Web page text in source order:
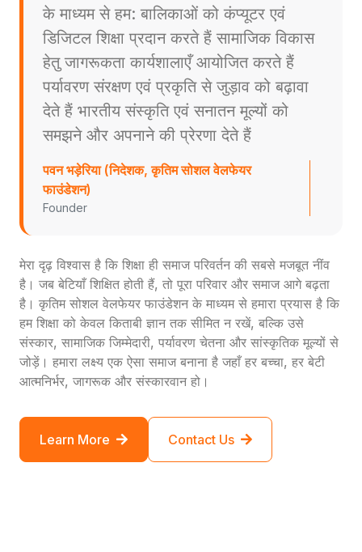
के माध्यम से हम: बालिकाओं को कंप्यूटर एवं
डिजिटल शिक्षा प्रदान करते हैं सामाजिक विकास
हेतु जागरूकता कार्यशालाएँ आयोजित करते हैं
पर्यावरण संरक्षण एवं प्रकृति से जुड़ाव को बढ़ावा
देते हैं भारतीय संस्कृति एवं सनातन मूल्यों को
समझने और अपनाने की प्रेरणा देते हैं
पवन भड़ेरिया (निदेशक, कृतिम सोशल वेलफेयर
फाउंडेशन)
Founder
मेरा दृढ़ विश्वास है कि शिक्षा ही समाज परिवर्तन की सबसे मजबूत नींव
है। जब बेटियाँ शिक्षित होती हैं, तो पूरा परिवार और समाज आगे बढ़ता
है। कृतिम सोशल वेलफेयर फाउंडेशन के माध्यम से हमारा प्रयास है कि
हम शिक्षा को केवल किताबी ज्ञान तक सीमित न रखें, बल्कि उसे
संस्कार, सामाजिक जिम्मेदारी, पर्यावरण चेतना और सांस्कृतिक मूल्यों से
जोड़ें। हमारा लक्ष्य एक ऐसा समाज बनाना है जहाँ हर बच्चा, हर बेटी
आत्मनिर्भर, जागरूक और संस्कारवान हो।
Learn More Contact Us